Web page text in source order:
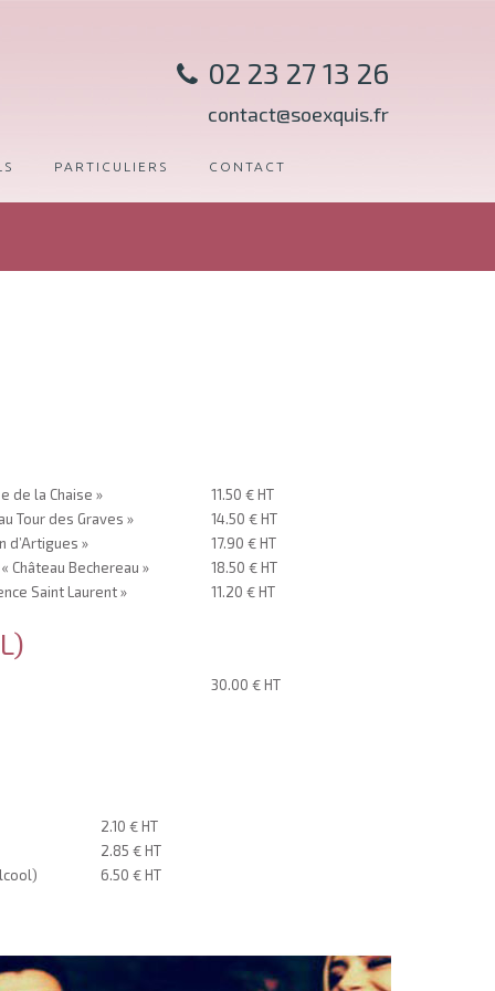
02 23 27 13 26
contact@soexquis.fr
PARTICULIERS CONTACT
de la Chaise »
11.50 € HT
Tour des Graves »
14.50 € HT
d’Artigues »
17.90 € HT
Château Bechereau »
18.50 € HT
Saint Laurent »
11.20 € HT
30.00 € HT
2.10 € HT
2.85 € HT
6.50 € HT